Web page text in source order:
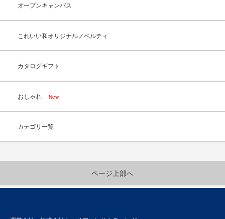
オープンキャンパス
これいい和オリジナルノベルティ
カタログギフト
おしゃれ New
カテゴリ一覧
ページ上部へ